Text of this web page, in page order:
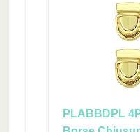
PLABBDPL